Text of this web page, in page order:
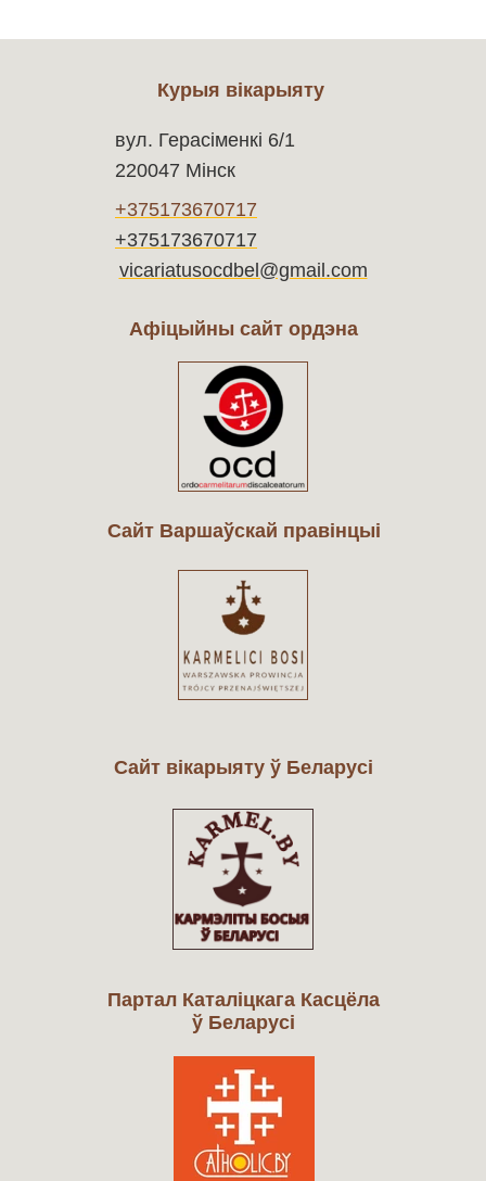
вул. Герасіменкі 6/1
220047 Мінск
Сайт вікарыяту ў Беларусі
Партал Каталіцкага Касцёла
ў Беларусі
Афіцыйны сайт ордэна
+375173670717
+375173670717
vicariatusocdbel@gmail.com
Курыя вікарыяту
Cайт Варшаўскай правінцыі